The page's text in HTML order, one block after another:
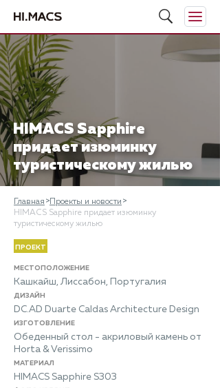
HIMACS Sapphire
придает изюминку
туристическому жилью
Главная
Проекты и новости
HIMACS Sapphire придает изюминку
туристическому жилью
ПРОЕКТ
МЕСТОПОЛОЖЕНИЕ
Кашкайш, Лиссабон, Португалия
ДИЗАЙН
DC.AD Duarte Caldas Architecture Design
ИЗГОТОВЛЕНИЕ
Обеденный стол - акриловый камень от
Horta & Verissimo
МАТЕРИАЛ
HIMACS Sapphire S303